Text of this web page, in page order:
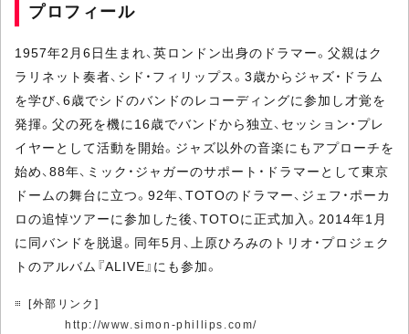
プロフィール
1957年2月6日生まれ、英ロンドン出身のドラマー。父親はク
ラリネット奏者、シド・フィリップス。3歳からジャズ・ドラム
を学び、6歳でシドのバンドのレコーディングに参加し才覚を
発揮。父の死を機に16歳でバンドから独立、セッション・プレ
イヤーとして活動を開始。ジャズ以外の音楽にもアプローチを
始め、88年、ミック・ジャガーのサポート・ドラマーとして東京
ドームの舞台に立つ。92年、TOTOのドラマー、ジェフ・ポーカ
ロの追悼ツアーに参加した後、TOTOに正式加入。2014年1月
に同バンドを脱退。同年5月、上原ひろみのトリオ・プロジェク
トのアルバム『ALIVE』にも参加。
[外部リンク]
http://www.simon-phillips.com/